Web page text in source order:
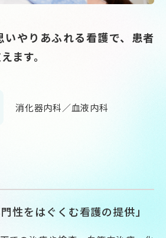
やりあふれる看護で、患者
ます。
消化器内科／血液内科
性をはぐくむ看護の提供」